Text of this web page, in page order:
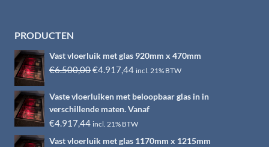
PRODUCTEN
Vast vloerluik met glas 920mm x 470mm
€6.500,00Oorspronkelijke
was:
€6.500,00.
€4.917,44Huidige
is:
€4.917,44.
incl. 21% BTW
Vaste vloerluiken met beloopbaar glas in in
verschillende maten. Vanaf
€4.917,44 incl. 21% BTW
Vast vloerluik met glas 1170mm x 1215mm